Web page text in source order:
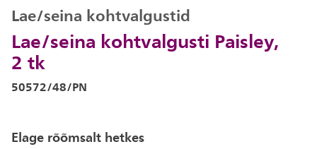
Lae/seina kohtvalgusti Paisley,
2 tk
Lae/seina kohtvalgustid
50572/48/PN
Elage rõõmsalt hetkes